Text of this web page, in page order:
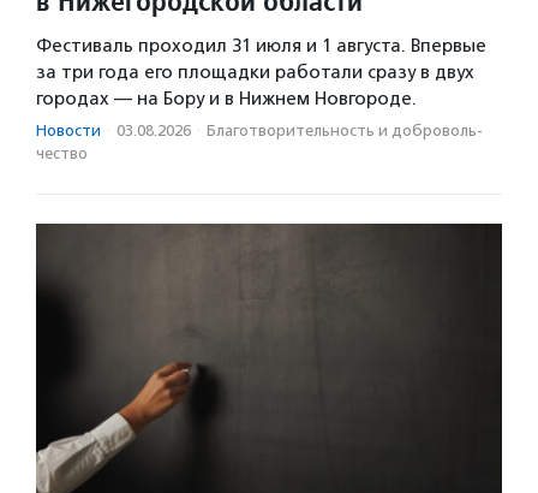
Фестиваль проходил 31 июля и 1 августа. Впервые
за три года его площадки работали сразу в двух
городах — на Бору и в Нижнем Новгороде.
Новости · 03.08.2026 · Благотвори­тель­ность и доброволь­
чест­во